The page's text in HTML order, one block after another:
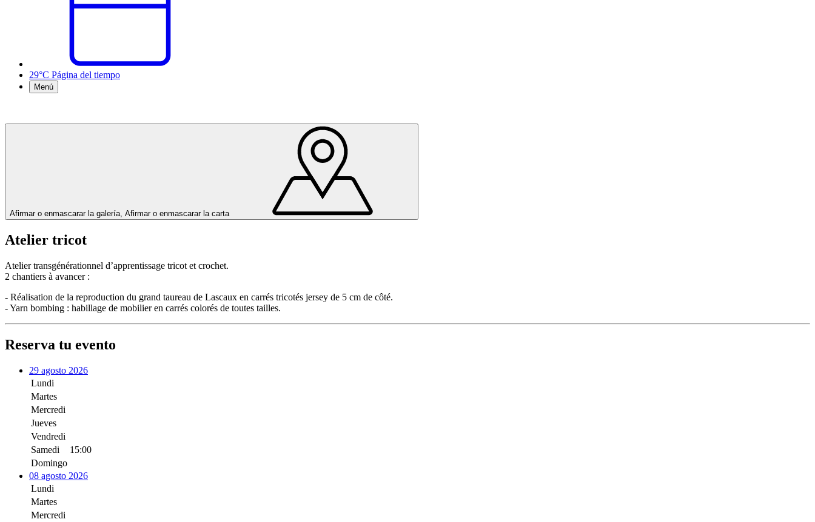
29°C Página del tiempo
Menú
Afirmar o enmascarar la galería, Afirmar o enmascarar la carta
Atelier tricot
Atelier transgénérationnel d’apprentissage tricot et crochet.
2 chantiers à avancer :
- Réalisation de la reproduction du grand taureau de Lascaux en carrés tricotés jersey de 5 cm de côté.
- Yarn bombing : habillage de mobilier en carrés colorés de toutes tailles.
Reserva tu evento
29 agosto 2026
Lundi
Martes
Mercredi
Jueves
Vendredi
Samedi
15:00
Domingo
08 agosto 2026
Lundi
Martes
Mercredi